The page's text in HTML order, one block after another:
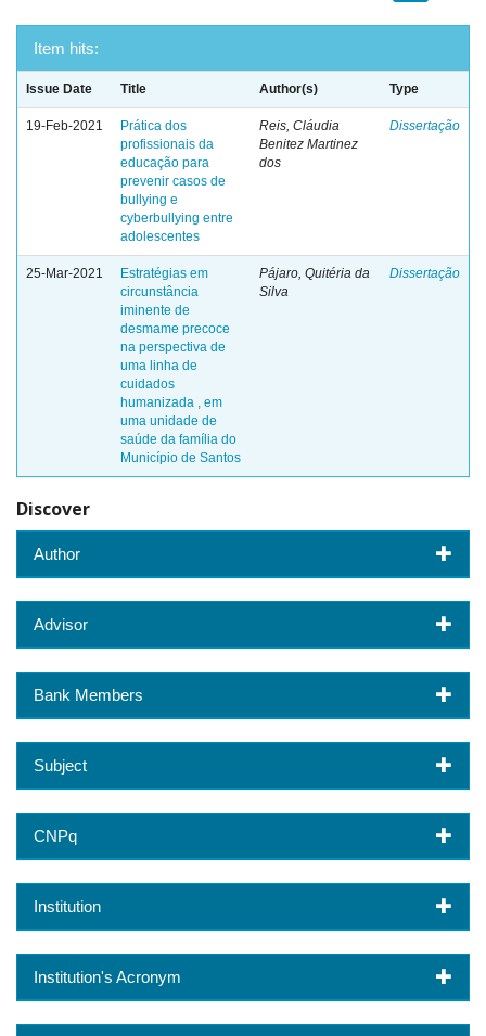
Item hits:
Issue Date Title Author(s) Type
19-Feb-2021
Prática dos
profissionais da
educação para
prevenir casos de
bullying e
cyberbullying entre
adolescentes
Reis, Cláudia
Benitez Martinez
dos
Dissertação
25-Mar-2021
Estratégias em
circunstância
iminente de
desmame precoce
na perspectiva de
uma linha de
cuidados
humanizada , em
uma unidade de
saúde da família do
Município de Santos
Pájaro, Quitéria da
Silva
Dissertação
Discover
Author
Advisor
Bank Members
Subject
CNPq
Institution
Institution's Acronym